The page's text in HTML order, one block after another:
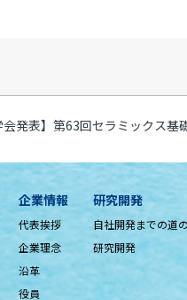
会発表】第63回セラミックス
企業情報
代表挨拶
企業理念
沿革
役員
研究開発
自社開発までの道
研究開発